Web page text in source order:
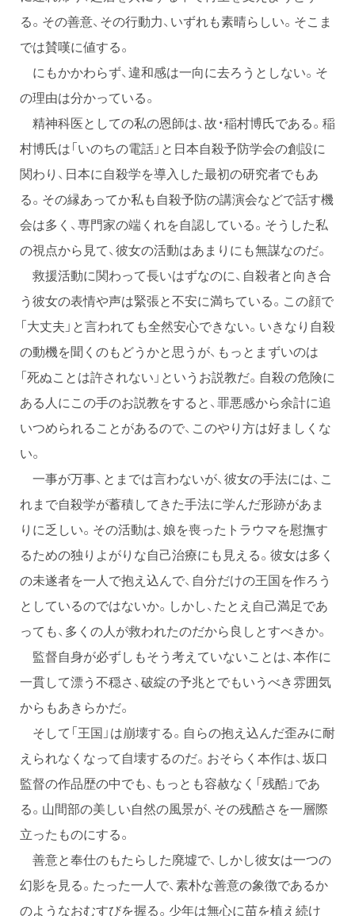
る。その善意、その行動力、いずれも素晴らしい。そこま
では賛嘆に値する。
にもかかわらず、違和感は一向に去ろうとしない。そ
の理由は分かっている。
精神科医としての私の恩師は、故・稲村博氏である。稲
村博氏は「いのちの電話」と日本自殺予防学会の創設に
関わり、日本に自殺学を導入した最初の研究者でもあ
る。その縁あってか私も自殺予防の講演会などで話す機
会は多く、専門家の端くれを自認している。そうした私
の視点から見て、彼女の活動はあまりにも無謀なのだ。
救援活動に関わって長いはずなのに、自殺者と向き合
う彼女の表情や声は緊張と不安に満ちている。この顔で
「大丈夫」と言われても全然安心できない。いきなり自殺
の動機を聞くのもどうかと思うが、もっとまずいのは
「死ぬことは許されない」というお説教だ。自殺の危険に
ある人にこの手のお説教をすると、罪悪感から余計に追
いつめられることがあるので、このやり方は好ましくな
い。
一事が万事、とまでは言わないが、彼女の手法には、こ
れまで自殺学が蓄積してきた手法に学んだ形跡があま
りに乏しい。その活動は、娘を喪ったトラウマを慰撫す
るための独りよがりな自己治療にも見える。彼女は多く
の未遂者を一人で抱え込んで、自分だけの王国を作ろう
としているのではないか。しかし、たとえ自己満足であ
っても、多くの人が救われたのだから良しとすべきか。
監督自身が必ずしもそう考えていないことは、本作に
一貫して漂う不穏さ、破綻の予兆とでもいうべき雰囲気
からもあきらかだ。
そして「王国」は崩壊する。自らの抱え込んだ歪みに耐
えられなくなって自壊するのだ。おそらく本作は、坂口
監督の作品歴の中でも、もっとも容赦なく「残酷」であ
る。山間部の美しい自然の風景が、その残酷さを一層際
立ったものにする。
善意と奉仕のもたらした廃墟で、しかし彼女は一つの
幻影を見る。たった一人で、素朴な善意の象徴であるか
のようなおむすびを握る。少年は無心に苗を植え続け